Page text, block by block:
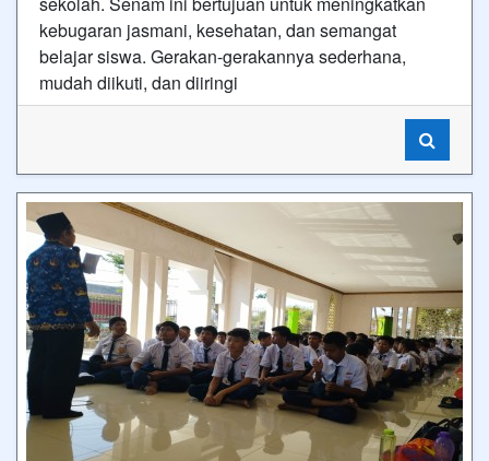
kebugaran jasmani, kesehatan, dan semangat
belajar siswa. Gerakan-gerakannya sederhana,
mudah diikuti, dan diiringi